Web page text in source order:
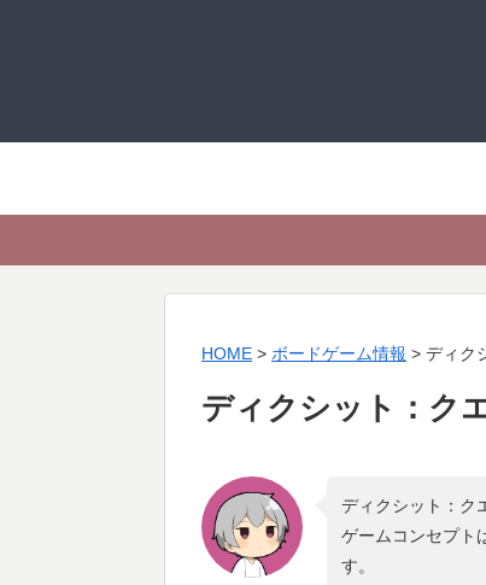
HOME > ボードゲーム情報 > ディク
ディクシット：ク
ディクシット：ク
ゲームコンセプト
す。